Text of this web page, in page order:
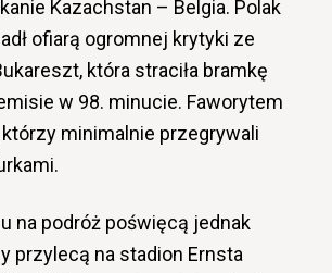
Kazachstan – Belgia. Polak
ofiarą ogromnej krytyki ze
która straciła bramkę
w 98. minucie. Faworytem
minimalnie przegrywali
na podróż poświęcą jednak
przylecą na stadion Ernsta